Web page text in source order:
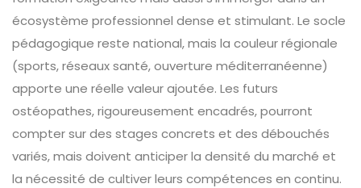
écosystème professionnel dense et stimulant. Le socle
pédagogique reste national, mais la couleur régionale
(sports, réseaux santé, ouverture méditerranéenne)
apporte une réelle valeur ajoutée. Les futurs
ostéopathes, rigoureusement encadrés, pourront
compter sur des stages concrets et des débouchés
variés, mais doivent anticiper la densité du marché et
la nécessité de cultiver leurs compétences en continu.